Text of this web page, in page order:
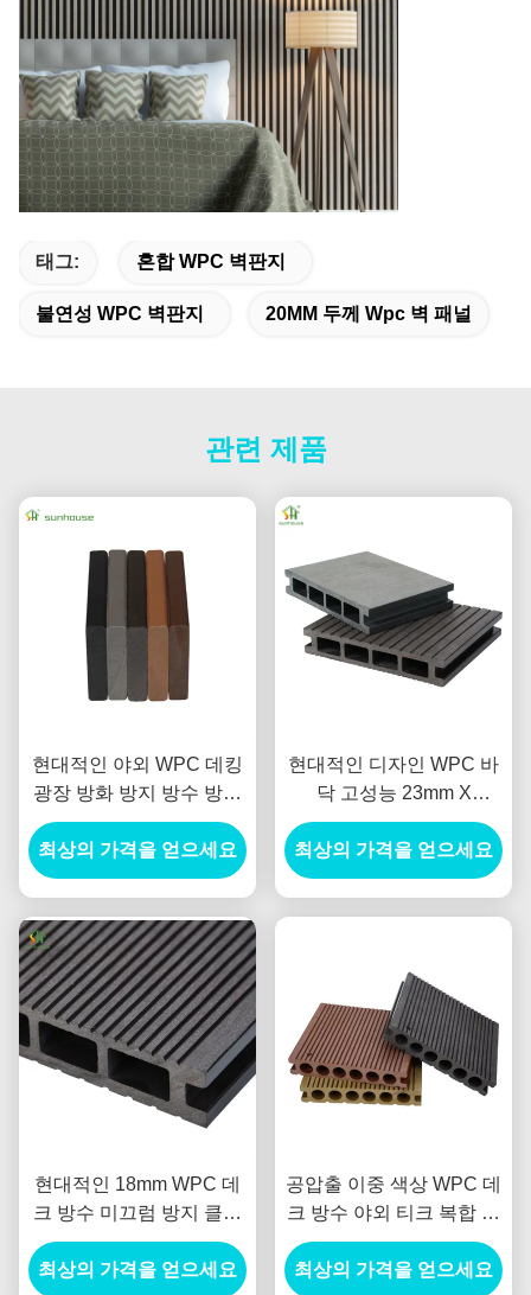
태그: 혼합 WPC 벽판지
불연성 WPC 벽판지 20MM 두께 Wpc 벽 패널
관련 제품
현대적인 야외 WPC 데킹
광장 방화 방지 방수 방지
미끄러짐 차단 바닥 매끄
러운 표면 항 용미 보호
최상의 가격을 얻으세요
현대적인 디자인 WPC 바
닥 고성능 23mm X
146mm 날씨에 저항 하 고
유지 보수 클릭 호텔 야외
프로젝트 핫
최상의 가격을 얻으세요
현대적인 18mm WPC 데
크 방수 미끄럼 방지 클릭
설치 야외 바닥재 (수영장
및 산책로용)
최상의 가격을 얻으세요
공압출 이중 색상 WPC 데
크 방수 야외 티크 복합 데
크 바닥
최상의 가격을 얻으세요